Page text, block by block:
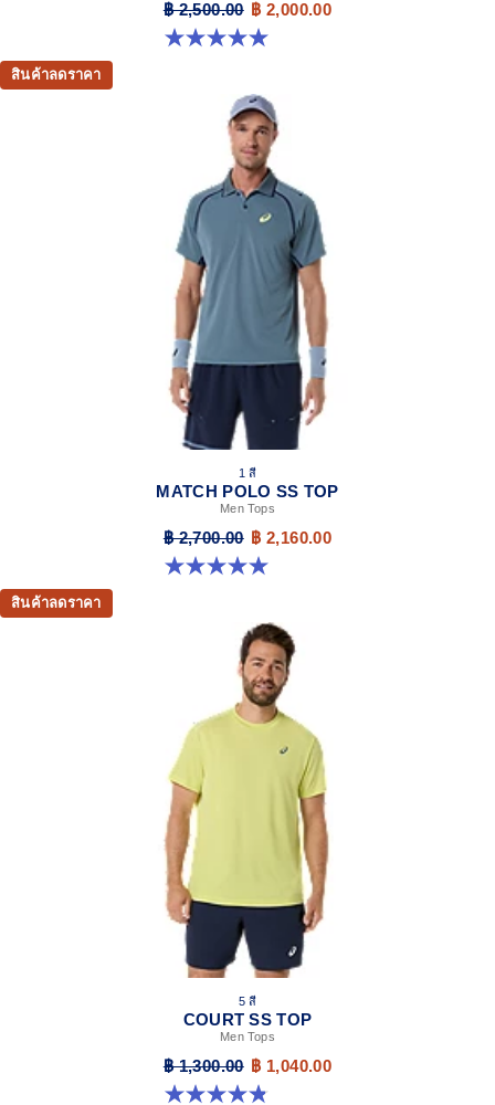
฿ 2,500.00 ฿ 2,000.00
5.0 จาก 5 ดาว 4 รีวิว
สินค้าลดราคา
1 สี
MATCH POLO SS TOP
Men Tops
฿ 2,700.00 ฿ 2,160.00
5.0 จาก 5 ดาว 4 รีวิว
สินค้าลดราคา
5 สี
COURT SS TOP
Men Tops
฿ 1,300.00 ฿ 1,040.00
4.8 จาก 5 ดาว 119 รีวิว